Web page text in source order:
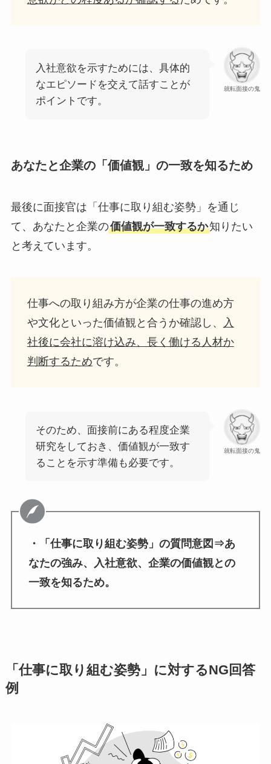
就転面接の鬼
入社意欲を示すためには、具体的
なエピソードを交えて話すことが
ポイントです。
あなたと企業の「価値観」の一致を知るため
最後に面接官は「仕事に取り組む姿勢」を通じ
て、あなたと企業の価値観が一致するか知りたい
と考えています。
仕事への取り組み方が企業の仕事の進め方
や文化といった価値観と合うか確認し、
入
社後に会社に溶け込み、長く働ける人材か
判断するためです。
就転面接の鬼
そのため、面接前にある程度企業
研究をしておき、価値観が一致す
ることを示す準備も必要です。
・「仕事に取り組む姿勢」の質問意図⇒あ
なたの強み、入社意欲、企業の価値観との
一致を知るため。
「仕事に取り組む姿勢」に対するNG回答
例